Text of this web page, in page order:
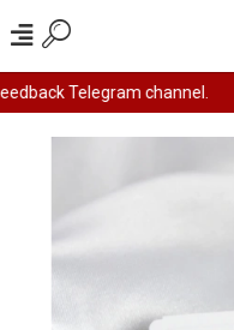
Telegram channel.